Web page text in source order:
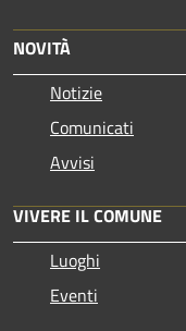
NOVITÀ
Notizie
Comunicati
Avvisi
VIVERE IL COMUNE
Luoghi
Eventi